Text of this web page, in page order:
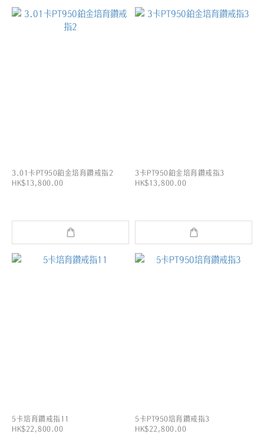
3.01卡PT950鉑金培育鑽戒指2
HK$13,800.00
3卡PT950鉑金培育鑽戒指3
HK$13,800.00
5卡培育鑽戒指11
HK$22,800.00
5卡PT950培育鑽戒指3
HK$22,800.00